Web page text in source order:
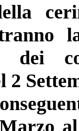
dei
2